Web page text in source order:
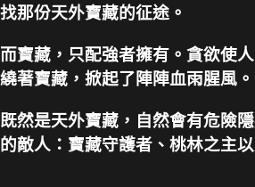
找那份天外寶藏的征途。
而寶藏，只配強者擁有。貪欲使
繞著寶藏，掀起了陣陣血雨腥風。
既然是天外寶藏，自然會有危險
的敵人：寶藏守護者、桃林之主